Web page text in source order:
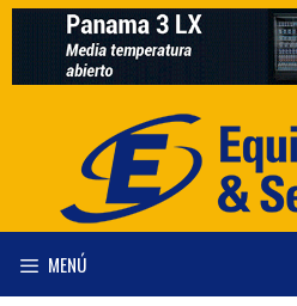
Saltar
contenido
MENÚ